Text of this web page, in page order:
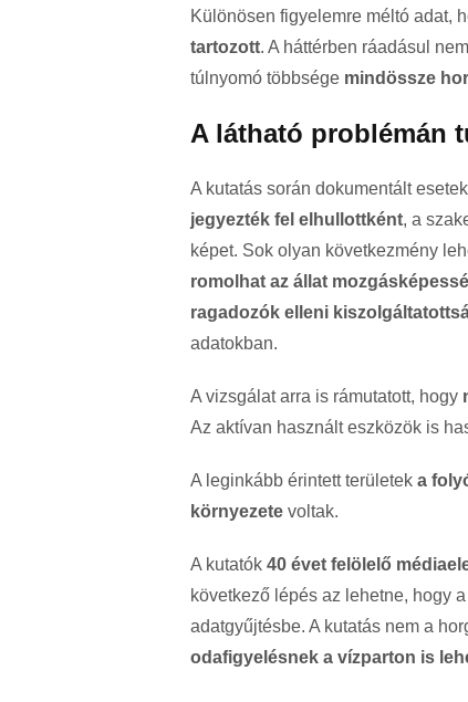
Különösen figyelemre méltó adat,
tartozott. A háttérben ráadásul
túlnyomó többsége mindössze
A látható problémán
A kutatás során dokumentált
jegyezték fel elhullottként, a
képet. Sok olyan következmény
romolhat az állat
ragadozók elleni
adatokban.
A vizsgálat arra is rámutatott, hogy
Az aktívan használt eszközök is
A leginkább érintett területek a
környezete voltak.
A kutatók 40 évet felölelő
következő lépés az lehetne, hogy
adatgyűjtésbe. A kutatás nem a
odafigyelésnek a vízparton is